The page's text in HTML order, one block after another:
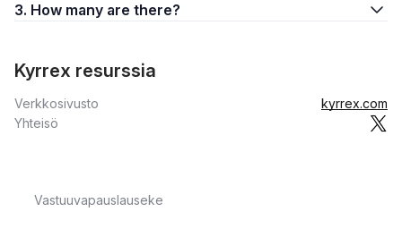
3. How many are there?
Kyrrex resurssia
Verkkosivusto
kyrrex.com
Yhteisö
Vastuuvapauslauseke